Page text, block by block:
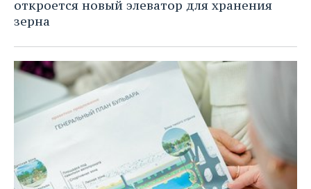
откроется новый элеватор для хранения
зерна